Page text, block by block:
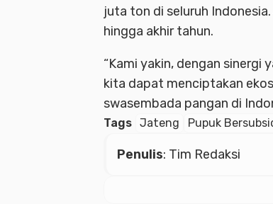
juta ton di seluruh
hingga akhir tahun.
“Kami yakin, dengan sinergi
kita dapat menciptakan
swasembada pangan di
Tags Jateng Pupuk
Penulis: Tim Redaksi